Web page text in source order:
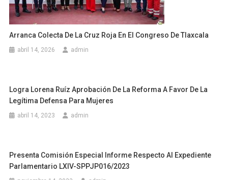
Arranca Colecta De La Cruz Roja En El Congreso De Tlaxcala
abril 14, 2026 admin
Logra Lorena Ruíz Aprobación De La Reforma A Favor De La
Legítima Defensa Para Mujeres
abril 14, 2023 admin
Presenta Comisión Especial Informe Respecto Al Expediente
Parlamentario LXIV-SPPJP016/2023